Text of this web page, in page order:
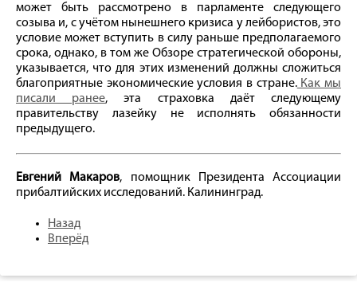
может быть рассмотрено в парламенте следующего
созыва и, с учётом нынешнего кризиса у лейбористов, это
условие может вступить в силу раньше предполагаемого
срока, однако, в том же Обзоре стратегической обороны,
указывается, что для этих изменений должны сложиться
благоприятные экономические условия в стране.Как мы
писали ранее, эта страховка даёт следующему
правительству лазейку не исполнять обязанности
предыдущего.
Евгений Макаров, помощник Президента Ассоциации
прибалтийских исследований. Калининград.
Назад
Вперёд